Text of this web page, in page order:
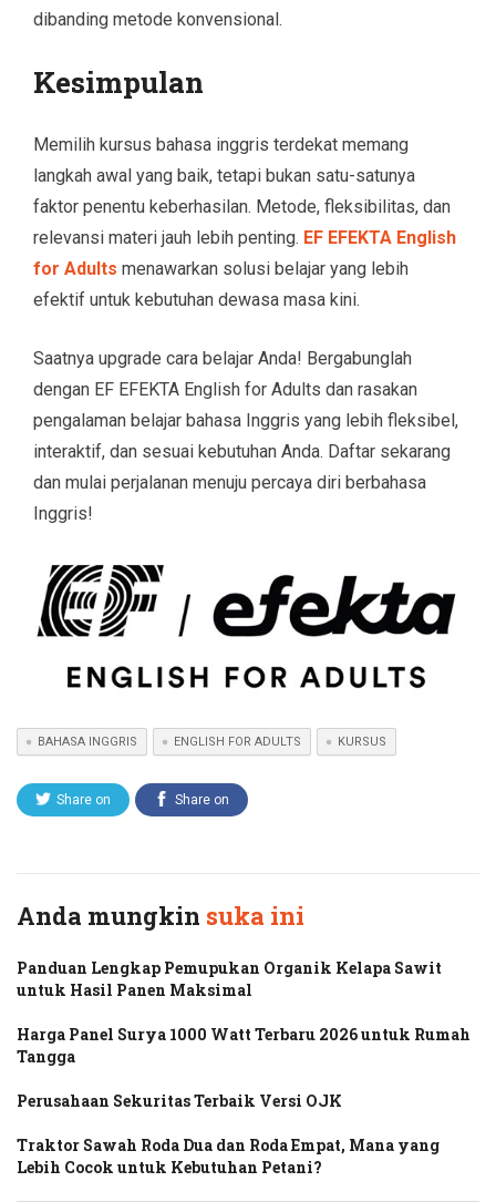
dibanding metode konvensional.
Kesimpulan
Memilih kursus bahasa inggris terdekat memang
langkah awal yang baik, tetapi bukan satu-satunya
faktor penentu keberhasilan. Metode, fleksibilitas, dan
relevansi materi jauh lebih penting. EF EFEKTA English
for Adults menawarkan solusi belajar yang lebih
efektif untuk kebutuhan dewasa masa kini.
Saatnya upgrade cara belajar Anda! Bergabunglah
dengan EF EFEKTA English for Adults dan rasakan
pengalaman belajar bahasa Inggris yang lebih fleksibel,
interaktif, dan sesuai kebutuhan Anda. Daftar sekarang
dan mulai perjalanan menuju percaya diri berbahasa
Inggris!
BAHASA INGGRIS ENGLISH FOR ADULTS KURSUS
Share on Share on
Anda mungkin suka ini
Panduan Lengkap Pemupukan Organik Kelapa Sawit
untuk Hasil Panen Maksimal
Harga Panel Surya 1000 Watt Terbaru 2026 untuk Rumah
Tangga
Perusahaan Sekuritas Terbaik Versi OJK
Traktor Sawah Roda Dua dan Roda Empat, Mana yang
Lebih Cocok untuk Kebutuhan Petani?